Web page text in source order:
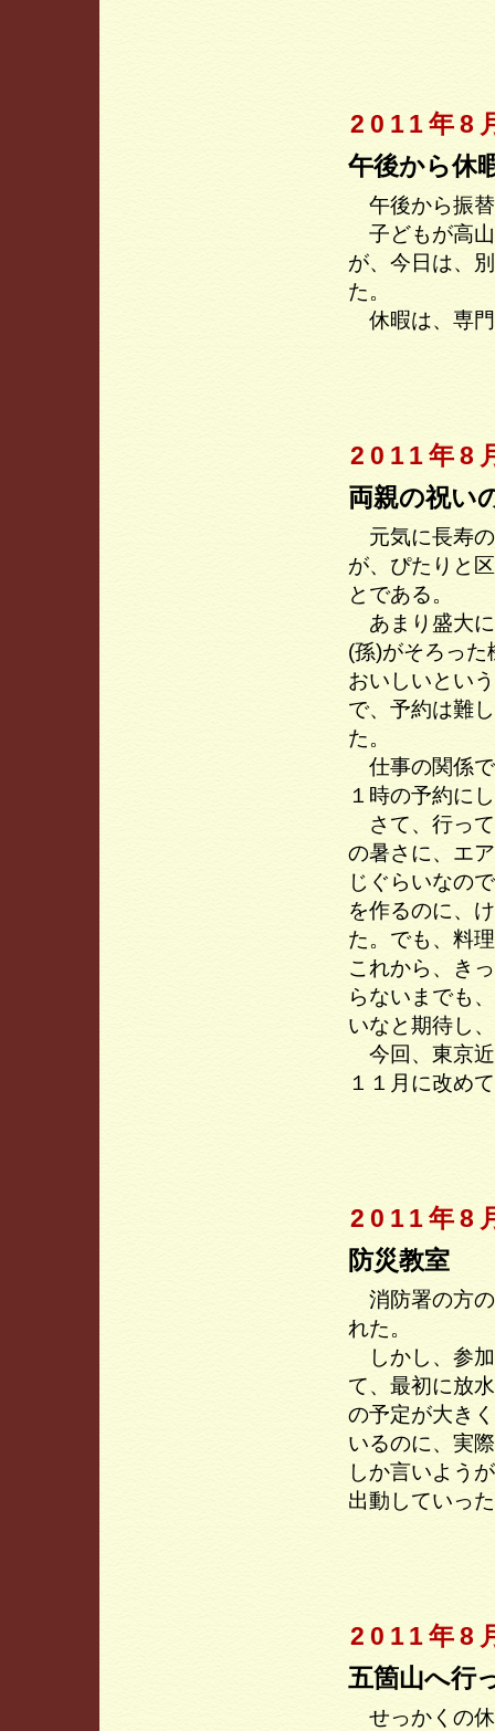
2011年8
午後から休
午後から振
子どもが高山
が、今日は、
た。
休暇は、専
2011年8
両親の祝い
元気に長寿の
が、ぴたりと
とである。
あまり盛大に
(孫)がそろっ
おいしいとい
で、予約は難
た。
仕事の関係で
１時の予約に
さて、行って
の暑さに、エ
じぐらいなの
を作るのに、
た。でも、料
これから、き
らないまでも
いなと期待し
今回、東京近
１１月に改め
2011年8
防災教室
消防署の方の
れた。
しかし、参加
て、最初に放
の予定が大き
いるのに、実
しか言いよう
出動していっ
2011年8
五箇山へ行
せっかくの休